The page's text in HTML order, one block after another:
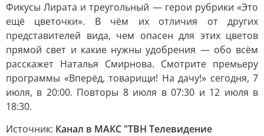
Фикусы Лирата и треугольный — герои рубрики «Это
ещё цветочки». В чём их отличия от других
представителей вида, чем опасен для этих цветов
прямой свет и какие нужны удобрения — обо всём
расскажет Наталья Смирнова. Смотрите премьеру
программы «Вперёд, товарищи! На дачу!» сегодня, 7
июля, в 20:00. Повторы 8 июля в 07:30 и 12 июля в
18:30.
Источник: Канал в МАКС "ТВН Телевидение